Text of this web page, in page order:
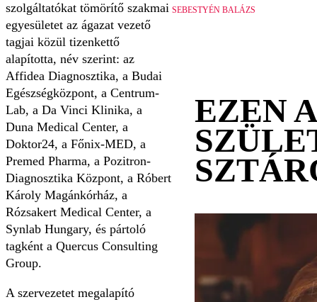
szolgáltatókat tömörítő szakmai
egyesületet az ágazat vezető
tagjai közül tizenkettő
alapította, név szerint: az
Affidea Diagnosztika, a Budai
Egészségközpont, a Centrum-
Lab, a Da Vinci Klinika, a
Duna Medical Center, a
Doktor24, a Főnix-MED, a
Premed Pharma, a Pozitron-
Diagnosztika Központ, a Róbert
Károly Magánkórház, a
Rózsakert Medical Center, a
Synlab Hungary, és pártoló
tagként a Quercus Consulting
Group.
A szervezetet megalapító
SEBESTYÉN BALÁZS
EZEN